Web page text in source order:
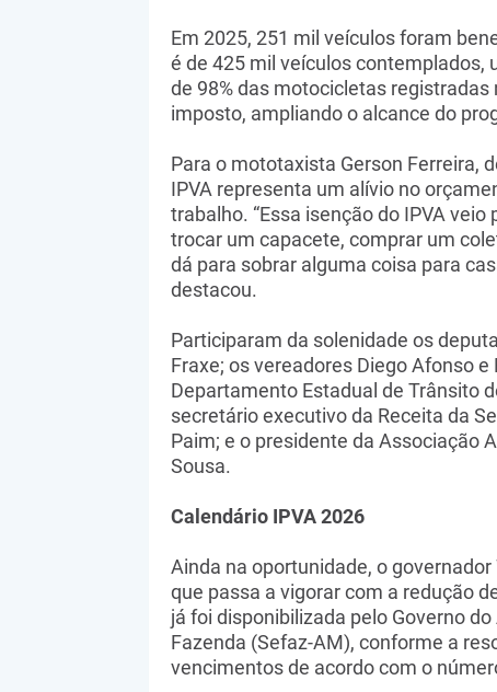
Em 2025, 251 mil veículos foram
é de 425 mil veículos contemplados,
de 98% das motocicletas
imposto, ampliando o alcance do
Para o mototaxista Gerson Ferreira,
IPVA representa um alívio no
trabalho. “Essa isenção do IPVA
trocar um capacete, comprar um
dá para sobrar alguma coisa para
destacou.
Participaram da solenidade os
Fraxe; os vereadores Diego Afonso
Departamento Estadual de Trânsito
secretário executivo da Receita da
Paim; e o presidente da Associação
Sousa.
Calendário IPVA 2026
Ainda na oportunidade, o
que passa a vigorar com a redução
já foi disponibilizada pelo Governo
Fazenda (Sefaz-AM), conforme a
vencimentos de acordo com o